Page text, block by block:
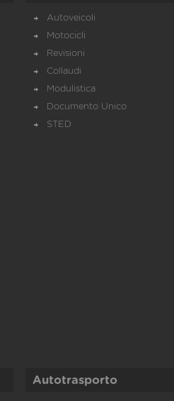
Autoveicoli
Motocicli
Revisioni
Collaudi
Modulistica
Documento Unico
STED
Autotrasporto